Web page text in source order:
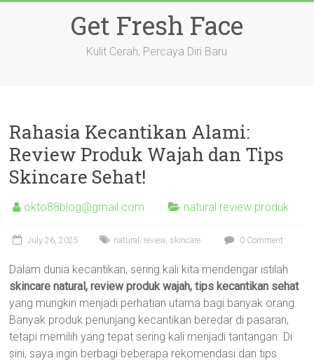
Get Fresh Face
Kulit Cerah, Percaya Diri Baru
Rahasia Kecantikan Alami:
Review Produk Wajah dan Tips
Skincare Sehat!
okto88blog@gmail.com natural review produk
July 26, 2025 natural , review, skincare 0 Comment
Dalam dunia kecantikan, sering kali kita mendengar istilah
skincare natural, review produk wajah, tips kecantikan sehat
yang mungkin menjadi perhatian utama bagi banyak orang.
Banyak produk penunjang kecantikan beredar di pasaran,
tetapi memilih yang tepat sering kali menjadi tantangan. Di
sini, saya ingin berbagi beberapa rekomendasi dan tips